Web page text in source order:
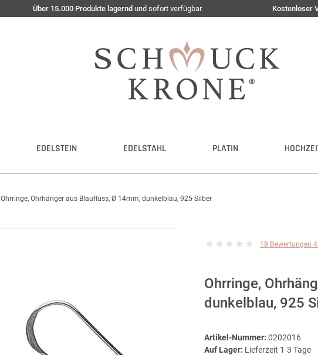
Über 15.000 Produkte lagernd und sofort verfügbar Kostenloser
EDELSTEIN EDELSTAHL PLATIN
Ohrringe, Ohrhänger aus Blaufluss, Ø 14mm, dunkelblau, 925 Silber
18 Bewertungen
Ohrringe,
dunkelblau, 925
Artikel-Nummer: 0202016
Auf Lager: Lieferzeit 1-3 Tage